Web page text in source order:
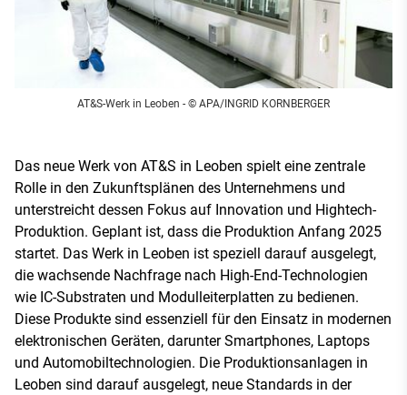
AT&S-Werk in Leoben - © APA/INGRID KORNBERGER
Das neue Werk von AT&S in Leoben spielt eine zentrale
Rolle in den Zukunftsplänen des Unternehmens und
unterstreicht dessen Fokus auf Innovation und Hightech-
Produktion. Geplant ist, dass die Produktion Anfang 2025
startet. Das Werk in Leoben ist speziell darauf ausgelegt,
die wachsende Nachfrage nach High-End-Technologien
wie IC-Substraten und Modulleiterplatten zu bedienen.
Diese Produkte sind essenziell für den Einsatz in modernen
elektronischen Geräten, darunter Smartphones, Laptops
und Automobiltechnologien. Die Produktionsanlagen in
Leoben sind darauf ausgelegt, neue Standards in der